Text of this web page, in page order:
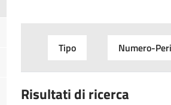
Tipo Numero-
Risultati di ricerca